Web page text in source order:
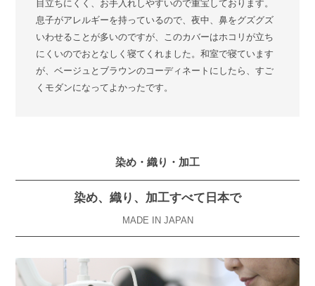
目立ちにくく、お手入れしやすいので重宝しております。
息子がアレルギーを持っているので、夜中、鼻をグズグズ
いわせることが多いのですが、このカバーはホコリが立ち
にくいのでおとなしく寝てくれました。和室で寝ています
が、ベージュとブラウンのコーディネートにしたら、すご
くモダンになってよかったです。
染め・織り・加工
染め、織り、加工すべて日本で
MADE IN JAPAN